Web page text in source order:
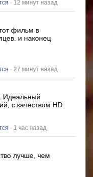
· 12 минут назад
фильм в
и наконец
· 27 минут назад
Идеальный
с качеством HD
· 1 час назад
лучше, чем